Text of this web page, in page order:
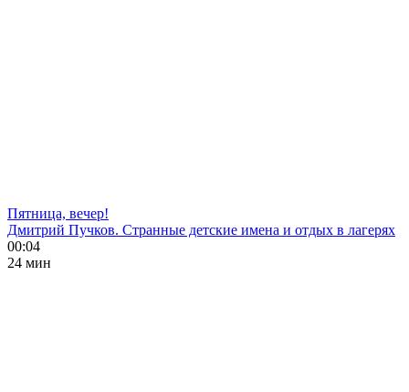
Пятница, вечер!
Дмитрий Пучков. Странные детские имена и отдых в лагерях
00:04
24 мин